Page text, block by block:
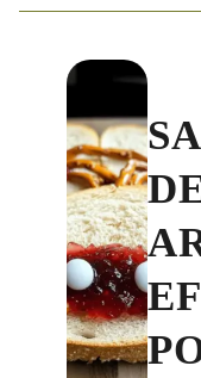
SANDWICHS